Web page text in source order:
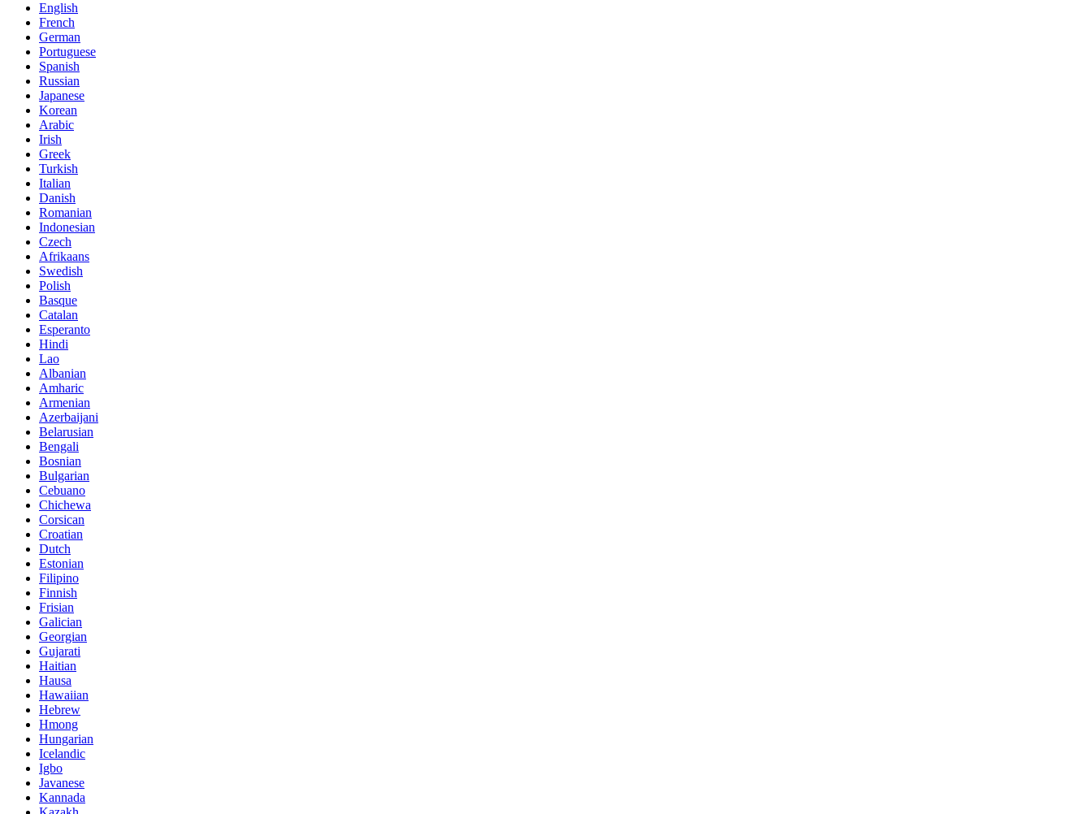
English
French
German
Portuguese
Spanish
Russian
Japanese
Korean
Arabic
Irish
Greek
Turkish
Italian
Danish
Romanian
Indonesian
Czech
Afrikaans
Swedish
Polish
Basque
Catalan
Esperanto
Hindi
Lao
Albanian
Amharic
Armenian
Azerbaijani
Belarusian
Bengali
Bosnian
Bulgarian
Cebuano
Chichewa
Corsican
Croatian
Dutch
Estonian
Filipino
Finnish
Frisian
Galician
Georgian
Gujarati
Haitian
Hausa
Hawaiian
Hebrew
Hmong
Hungarian
Icelandic
Igbo
Javanese
Kannada